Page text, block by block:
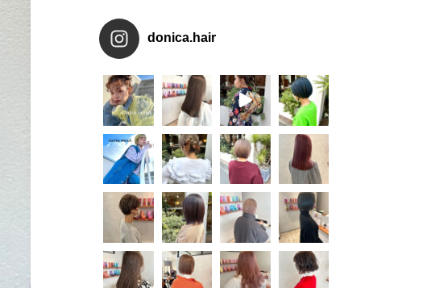
donica.hair